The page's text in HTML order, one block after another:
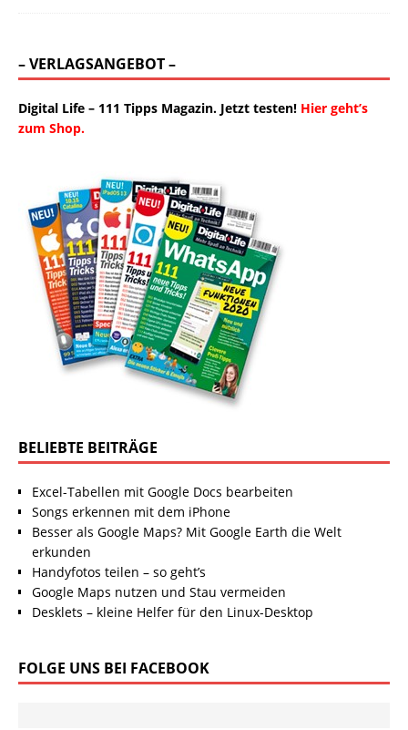
– VERLAGSANGEBOT –
Digital Life – 111 Tipps Magazin. Jetzt testen! Hier geht’s
zum Shop.
BELIEBTE BEITRÄGE
Excel-Tabellen mit Google Docs bearbeiten
Songs erkennen mit dem iPhone
Besser als Google Maps? Mit Google Earth die Welt
erkunden
Handyfotos teilen – so geht’s
Google Maps nutzen und Stau vermeiden
Desklets – kleine Helfer für den Linux-Desktop
FOLGE UNS BEI FACEBOOK